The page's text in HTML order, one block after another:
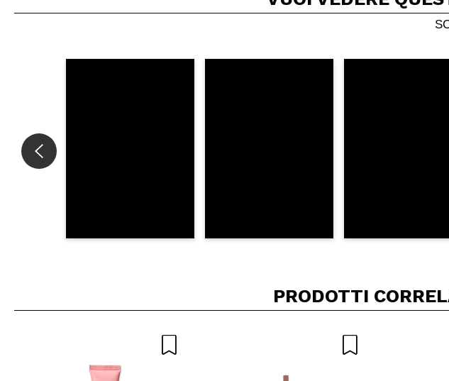
Il tuo video potrebbe essere il
Consiglieresti questo acquisto? Si No
PRODOTTI